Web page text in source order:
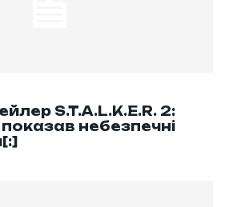
S.T.A.L.K.E.R. 2:
небезпечні